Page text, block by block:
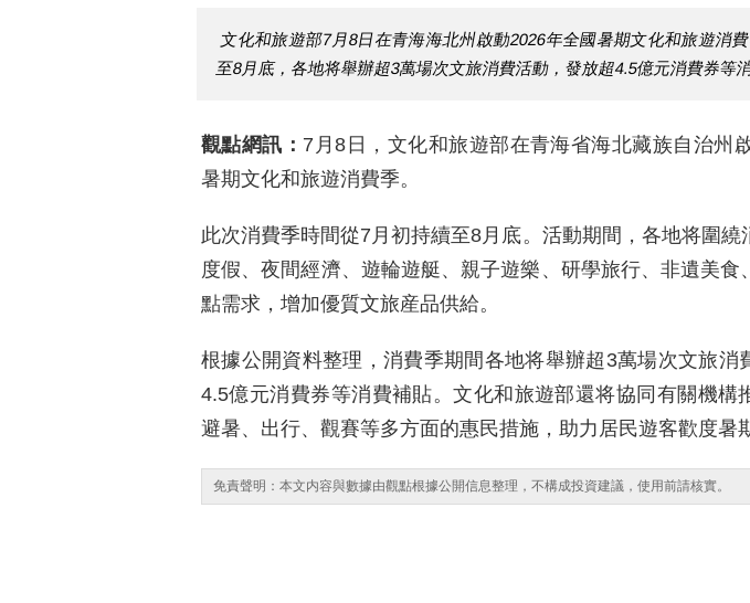
文化和旅遊部7月8日在青海海北州啟動2026年全國暑期文化和旅遊消
至8月底，各地将舉辦超3萬場次文旅消費活動，發放超4.5億元消費券等
觀點網訊： 7月8日，文化和旅遊部在青海省海北藏族自治州
暑期文化和旅遊消費季。
此次消費季時間從7月初持續至8月底。活動期間，各地将圍繞
度假、夜間經濟、遊輪遊艇、親子遊樂、研學旅行、非遺美食
點需求，增加優質文旅産品供給。
根據公開資料整理，消費季期間各地将舉辦超3萬場次文旅消
4.5億元消費券等消費補貼。文化和旅遊部還将協同有關機構
避暑、出行、觀賽等多方面的惠民措施，助力居民遊客歡度暑
免責聲明：本文内容與數據由觀點根據公開信息整理，不構成投資建議，使用前請核實。